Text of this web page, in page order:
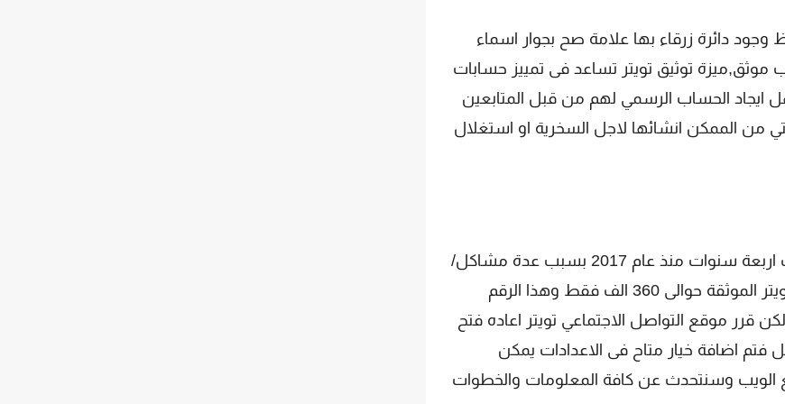
دائرة زرقاء بها علامة صح بجوار اسماء
توثيق تويتر تساعد فى تمييز حسابات
ايجاد الحساب الرسمي لهم من قبل المتابعين
من الممكن انشائها لاجل السخرية او استغلال
برنامج التوثيق عاد الى العمل مجدداً بعد توقف اربعة سنوات منذ عام 2017 بسبب عدة مشاكل/
انتقادات للشركة, مع العلم ان عدد حسابات تويتر الموثقة حوالى 360 الف فقط وهذا الرقم
قرر موقع التواصل الاجتماعي تويتر اعاده فتح
فتم اضافة خيار متاح فى الاعدادات يمكن
الويب وسنتحدث عن كافة المعلومات والخطوات